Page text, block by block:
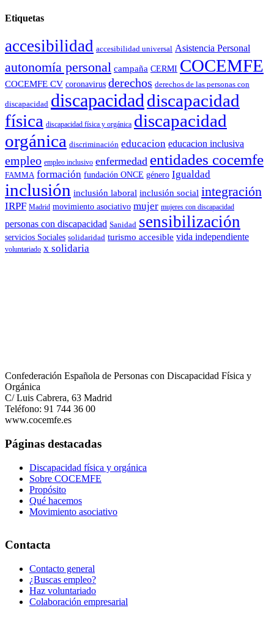
94 inserciones laborales de personas con discapacidad en Badajoz
La Federación de Asociaciones de Personas con Discapacidad
30 Ago 2018
FAMDIF analiza la accesibilidad de 574 plazas de estacionamiento
La Federación de Asociaciones Murcianas de Personas con
21 Ene 2025
FEDHEMO celebra la LII Asamblea Nacional y el XXIX Simposio
La Federación Española de Hemofilia (FEDHEMO), entidad
28 Abr 2023
COGAMI impulsa la autonomía de personas con discapacidad con
Etiquetas
accesibilidad accesibilidad universal Asistencia Personal
autonomía personal campaña CERMI COCEMFE
COCEMFE CV coronavirus derechos derechos de las personas con
discapacidad discapacidad discapacidad
física discapacidad física y orgánica discapacidad
orgánica discriminación educacion educacion inclusiva
empleo empleo inclusivo enfermedad entidades cocemfe
FAMMA formación fundación ONCE género Igualdad
inclusión inclusión laboral inclusión social integración
IRPF Madrid movimiento asociativo mujer mujeres con discapacidad
personas con discapacidad Sanidad sensibilización
servicios Sociales solidaridad turismo accesible vida independiente
voluntariado x solidaria
Confederación Española de Personas con Discapacidad Física y
Orgánica
C/ Luis Cabrera, 63 Madrid
Teléfono: 91 744 36 00
www.cocemfe.es
Páginas destacadas
Discapacidad física y orgánica
Sobre COCEMFE
Propósito
Qué hacemos
Movimiento asociativo
Contacta
Contacto general
¿Buscas empleo?
Haz voluntariado
Colaboración empresarial